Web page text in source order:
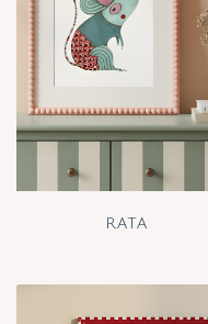
RATA